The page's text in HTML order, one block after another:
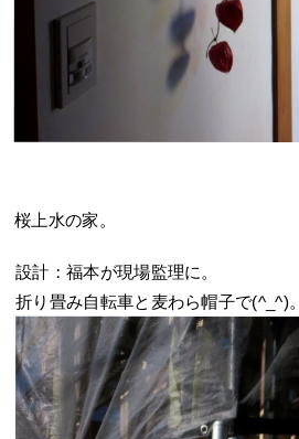
桜上水の家。
設計：福本が現場監理に。
折り畳み自転車と麦わら帽子で(^_^)。